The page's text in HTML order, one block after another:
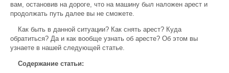
вам, остановив на дороге, что на машину был наложен арест и
продолжать путь далее вы не сможете.
Как быть в данной ситуации? Как снять арест? Куда
обратиться? Да и как вообще узнать об аресте? Об этом вы
узнаете в нашей следующей статье.
Содержание статьи: